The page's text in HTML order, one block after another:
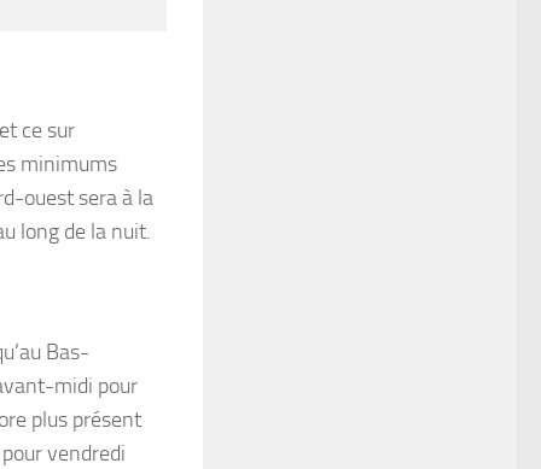
ce sur
minimums
ouest sera à la
long de la nuit.
Bas-
midi pour
plus présent
vendredi